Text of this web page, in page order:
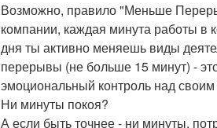
Возможно, правило "Меньше
компании, каждая минута работы в
дня ты активно меняешь виды
перерывы (не больше 15 минут) -
эмоциональный контроль над
Ни минуты покоя?
А если быть точнее - ни минуты,